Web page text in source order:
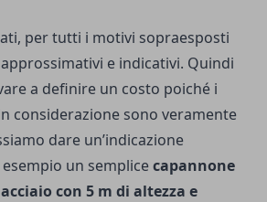
per tutti i motivi sopraesposti
e indicativi. Quindi
a definire un costo poiché i
considerazione sono veramente
dare un’indicazione
un semplicecapannone
con 5 m di altezza e